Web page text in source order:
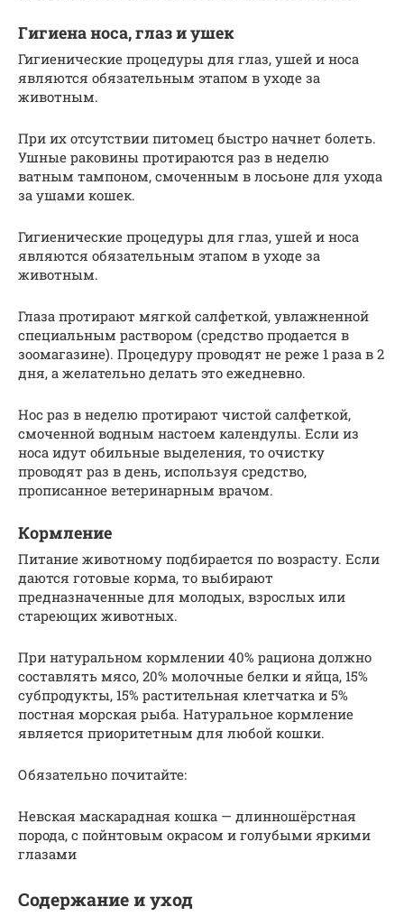
Гигиена носа, глаз и ушек
Гигиенические процедуры для глаз, ушей и носа
являются обязательным этапом в уходе за
животным.
При их отсутствии питомец быстро начнет болеть.
Ушные раковины протираются раз в неделю
ватным тампоном, смоченным в лосьоне для ухода
за ушами кошек.
Гигиенические процедуры для глаз, ушей и носа
являются обязательным этапом в уходе за
животным.
Глаза протирают мягкой салфеткой, увлажненной
специальным раствором (средство продается в
зоомагазине). Процедуру проводят не реже 1 раза в 2
дня, а желательно делать это ежедневно.
Нос раз в неделю протирают чистой салфеткой,
смоченной водным настоем календулы. Если из
носа идут обильные выделения, то очистку
проводят раз в день, используя средство,
прописанное ветеринарным врачом.
Кормление
Питание животному подбирается по возрасту. Если
даются готовые корма, то выбирают
предназначенные для молодых, взрослых или
стареющих животных.
При натуральном кормлении 40% рациона должно
составлять мясо, 20% молочные белки и яйца, 15%
субпродукты, 15% растительная клетчатка и 5%
постная морская рыба. Натуральное кормление
является приоритетным для любой кошки.
Обязательно почитайте:
Невская маскарадная кошка — длинношёрстная
порода, с пойнтовым окрасом и голубыми яркими
глазами
Содержание и уход